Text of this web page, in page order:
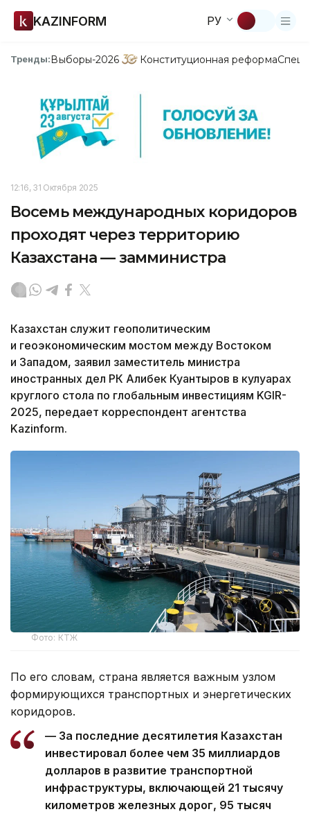
KAZINFORM РУ
Тренды:Выборы-2026 Конституционная реформа
12:16, 31 Октября 2025
Восемь международных коридоров
проходят через территорию
Казахстана — замминистра
Казахстан служит геополитическим
и геоэкономическим мостом между Востоком
и Западом, заявил заместитель министра
иностранных дел РК Алибек Куантыров в кулуарах
круглого стола по глобальным инвестициям KGIR-
2025, передает корреспондент агентства
Kazinform.
Фото: КТЖ
По его словам, страна является важным узлом
формирующихся транспортных и энергетических
коридоров.
— За последние десятилетия Казахстан
инвестировал более чем 35 миллиардов
долларов в развитие транспортной
инфраструктуры, включающей 21 тысячу
километров железных дорог, 95 тысяч